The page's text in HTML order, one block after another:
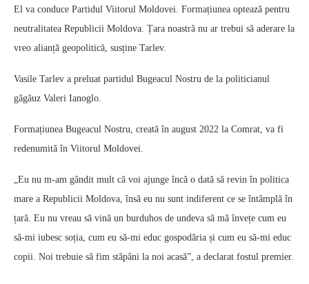
El va conduce Partidul Viitorul Moldovei. Formațiunea optează pentru
neutralitatea Republicii Moldova. Țara noastră nu ar trebui să aderare la
vreo alianță geopolitică, susține Tarlev.
Vasile Tarlev a preluat partidul Bugeacul Nostru de la politicianul
găgăuz Valeri Ianoglo.
Formațiunea Bugeacul Nostru, creată în august 2022 la Comrat, va fi
redenumită în Viitorul Moldovei.
„Eu nu m-am gândit mult că voi ajunge încă o dată să revin în politica
mare a Republicii Moldova, însă eu nu sunt indiferent ce se întâmplă în
țară. Eu nu vreau să vină un burduhos de undeva să mă învețe cum eu
să-mi iubesc soția, cum eu să-mi educ gospodăria și cum eu să-mi educ
copii. Noi trebuie să fim stăpâni la noi acasă”, a declarat fostul premier.